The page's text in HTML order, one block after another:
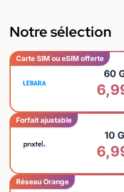
Notre sélection
Carte SIM ou eSIM offerte
60
Forfait ajustable
10
Réseau Orange